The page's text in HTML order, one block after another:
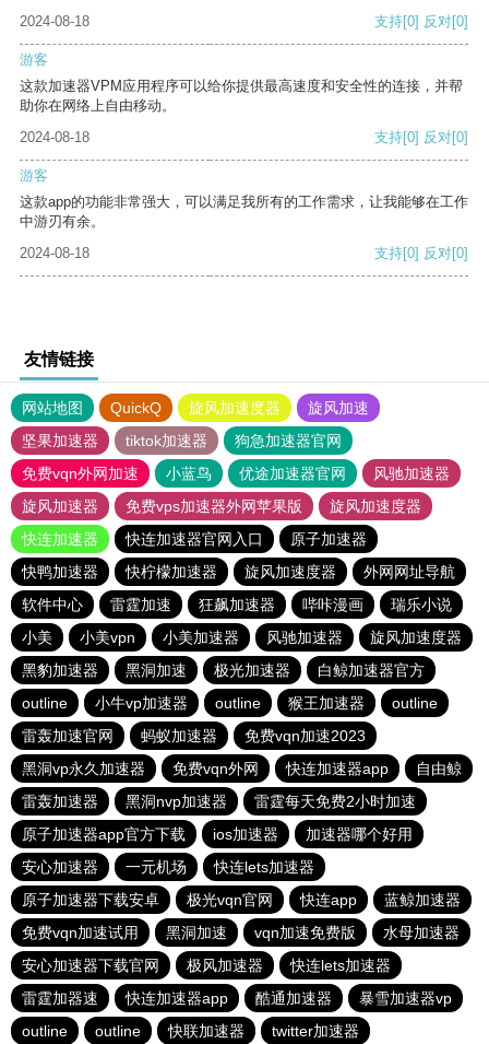
2024-08-18
支持[0] 反对[0]
游客
这款加速器VPM应用程序可以给你提供最高速度和安全性的连接，并帮
助你在网络上自由移动。
2024-08-18
支持[0] 反对[0]
游客
这款app的功能非常强大，可以满足我所有的工作需求，让我能够在工作
中游刃有余。
2024-08-18
支持[0] 反对[0]
友情链接
网站地图 QuickQ 旋风加速度器
旋风加速
坚果加速器
tiktok加速器
狗急加速器官网
免费vqn外网加速
小蓝鸟 优途加速器官网
风驰加速器
旋风加速器
免费vps加速器外网苹果版
旋风加速度器
快连加速器
快连加速器官网入口
原子加速器
快鸭加速器
快柠檬加速器 旋风加速度器
外网网址导航
软件中心
雷霆加速 狂飙加速器 哔咔漫画
瑞乐小说
小美
小美vpn 小美加速器 风驰加速器
旋风加速度器
黑豹加速器
黑洞加速 极光加速器
白鲸加速器官方
outline
小牛vp加速器 outline 猴王加速器
outline
雷轰加速官网
蚂蚁加速器
免费vqn加速2023
黑洞vp永久加速器
免费vqn外网 快连加速器app
自由鲸
雷轰加速器
黑洞nvp加速器
雷霆每天免费2小时加速
原子加速器app官方下载
ios加速器
加速器哪个好用
安心加速器
一元机场
快连lets加速器
原子加速器下载安卓
极光vqn官网 快连app
蓝鲸加速器
免费vqn加速试用
黑洞加速 vqn加速免费版
水母加速器
安心加速器下载官网
极风加速器
快连lets加速器
雷霆加器速
快连加速器app 酷通加速器
暴雪加速器vp
outline
outline 快联加速器 twitter加速器